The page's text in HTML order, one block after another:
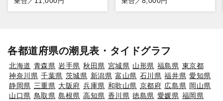
各都道府県の潮見表・タイドグラフ
北海道 青森県 岩手県 秋田県 宮城県 山形県 福島県 東京都
神奈川県 千葉県 茨城県 新潟県 富山県 石川県 福井県 愛知県
静岡県 三重県 大阪府 兵庫県 和歌山県 京都府 広島県 岡山県
山口県 鳥取県 島根県 高知県 香川県 徳島県 愛媛県 福岡県